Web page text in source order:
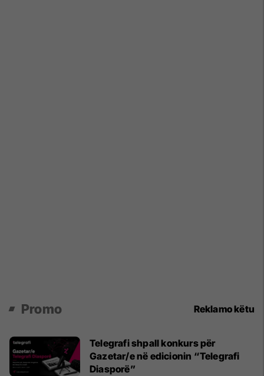
Promo Reklamo këtu
Telegrafi shpall konkurs për
Gazetar/e në edicionin “Telegrafi
Diasporë”